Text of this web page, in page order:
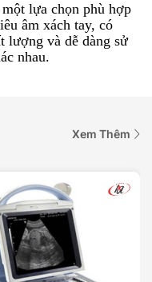
lựa chọn phù hợp
âm xách tay, có
lượng và dễ dàng sử
nhau.
Xem Thêm